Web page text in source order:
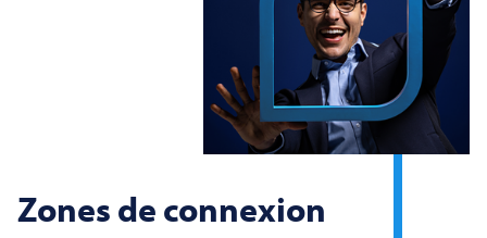
Zones de connexion